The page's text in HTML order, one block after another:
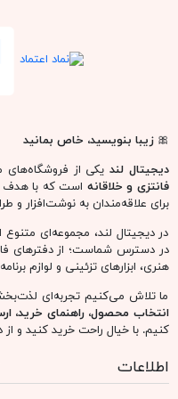
🎀زیبا بنویسید، خاص بمانید
دیجیتال لند یکی از فروشگاه‌های
فانتزی و خلاقانه است که با هدف
برای علاقه‌مندان به نوشت‌افزار و
در دیجیتال لند، مجموعه‌ای
در دسترس شماست؛ از دفترهای
هنری، ابزارهای تزئینی و لوازم
ما تلاش می‌کنیم تجربه‌ای
انتخاب محصول، راهنمای خرید،
کنیم. با خیال راحت خرید کنید و از
اطلاعات